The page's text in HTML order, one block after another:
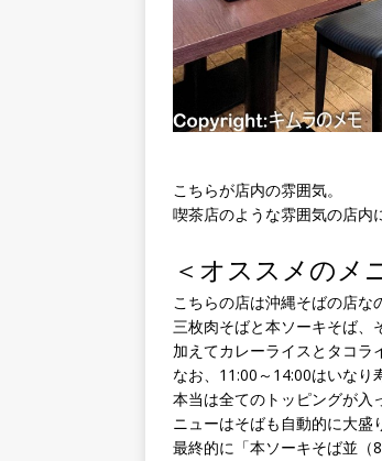
こちらが店内の雰囲気。
喫茶店のような雰囲気の店内
＜オススメのメ
こちらの店は沖縄そばの店な
三枚肉そばと本ソーキそば、
加えてカレーライスとタコラ
なお、11:00～14:00はいなり
本当は全てのトッピングが入
ニューはそばも自動的に大盛
最終的に「本ソーキそば並（